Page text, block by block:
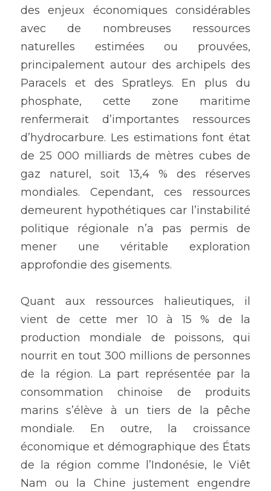
des enjeux économiques considérables
avec de nombreuses ressources
naturelles estimées ou prouvées,
principalement autour des archipels des
Paracels et des Spratleys. En plus du
phosphate, cette zone maritime
renfermerait d’importantes ressources
d’hydrocarbure. Les estimations font état
de 25 000 milliards de mètres cubes de
gaz naturel, soit 13,4 % des réserves
mondiales. Cependant, ces ressources
demeurent hypothétiques car l’instabilité
politique régionale n’a pas permis de
mener une véritable exploration
approfondie des gisements.
Quant aux ressources halieutiques, il
vient de cette mer 10 à 15 % de la
production mondiale de poissons, qui
nourrit en tout 300 millions de personnes
de la région. La part représentée par la
consommation chinoise de produits
marins s’élève à un tiers de la pêche
mondiale. En outre, la croissance
économique et démographique des États
de la région comme l’Indonésie, le Viêt
Nam ou la Chine justement engendre